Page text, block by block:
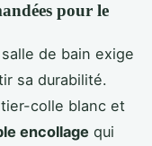
pour le
de bain exige
sa durabilité.
colle blanc et
encollage qui